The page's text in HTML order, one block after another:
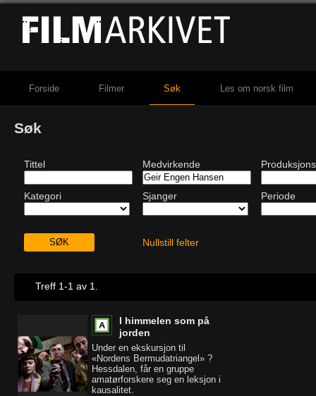
Forside Filmer Søk Les om norsk film
Søk
Tittel Medvirkende
Kategori Sjanger Periode
Nullstill felter
Treff 1-1 av 1.
I himmelen som på
jorden
Under en ekskursjon til
«Nordens Bermudatriangel» ?
Hessdalen, får en gruppe
amatørforskere seg en leksjon i
kausalitet.